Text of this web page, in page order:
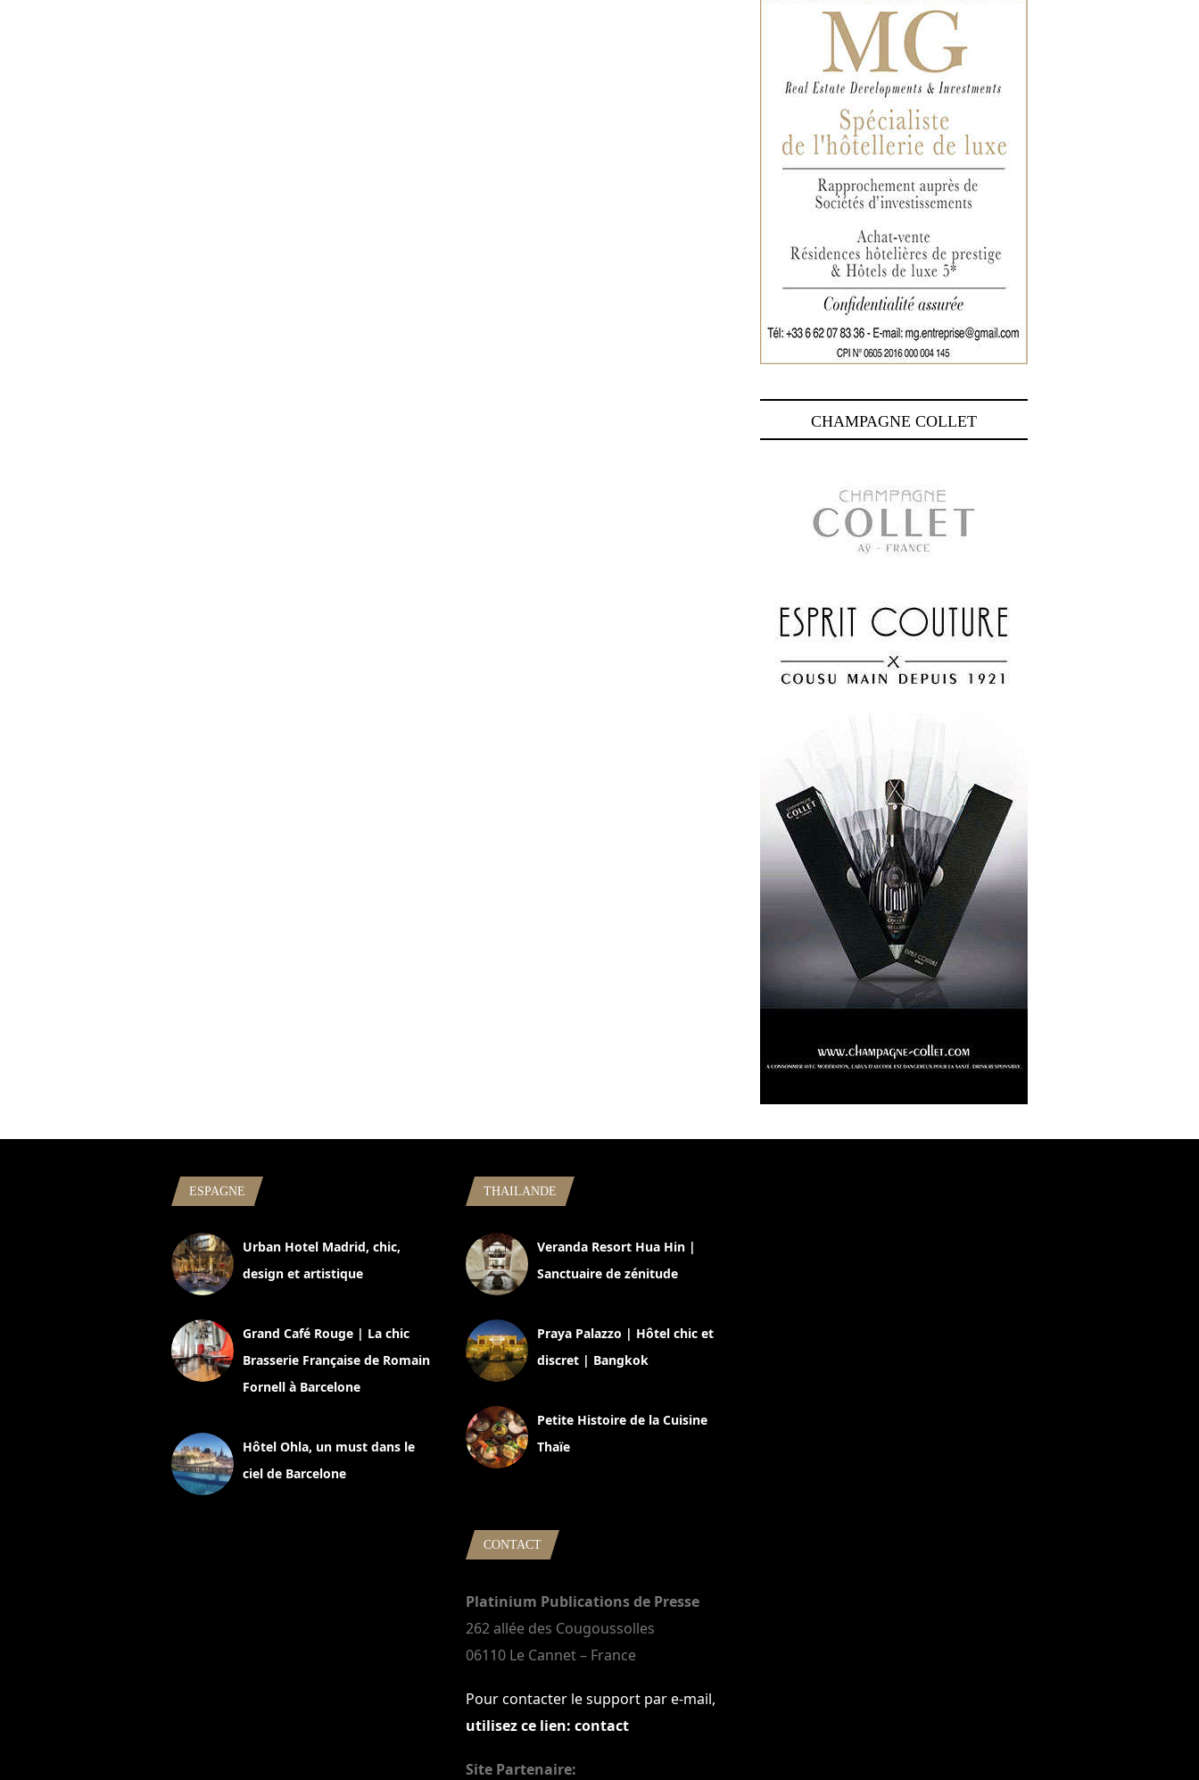
CHAMPAGNE COLLET
ESPAGNE
Urban Hotel Madrid, chic,
design et artistique
Grand Café Rouge | La chic
Brasserie Française de Romain
Fornell à Barcelone
Hôtel Ohla, un must dans le
ciel de Barcelone
THAILANDE
Veranda Resort Hua Hin |
Sanctuaire de zénitude
Praya Palazzo | Hôtel chic et
discret | Bangkok
Petite Histoire de la Cuisine
Thaïe
CONTACT
Platinium Publications de Presse
262 allée des Cougoussolles
06110 Le Cannet – France
Pour contacter le support par e-mail,
utilisez ce lien: contact
Site Partenaire: